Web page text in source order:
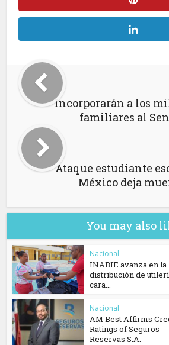
Incorporarán a los
familiares al
Ataque estudiante
México deja
You may also
Nacional
INABIE avanza en la
distribución de
cara...
Nacional
AM Best Affirms
Ratings of Seguros
Reservas S.A.